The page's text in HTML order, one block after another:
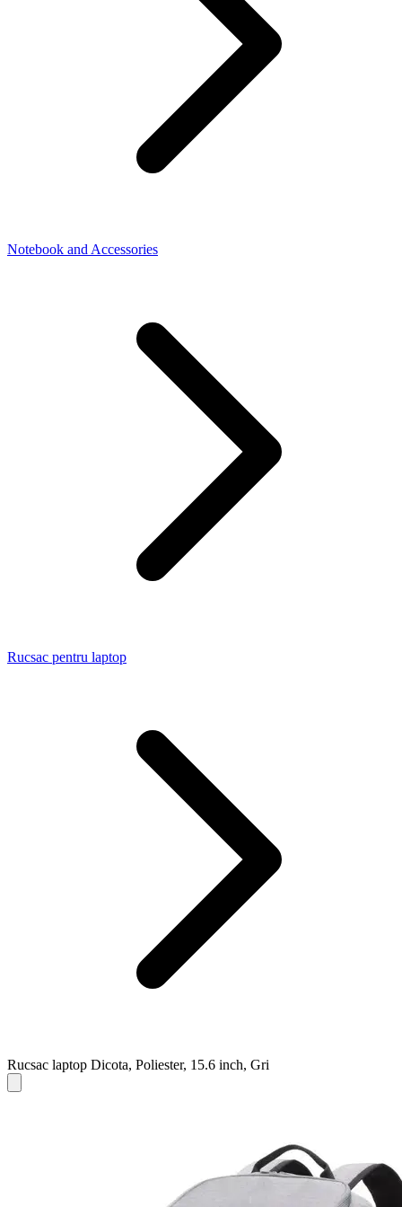
Notebook and Accessories
Rucsac pentru laptop
Rucsac laptop Dicota, Poliester, 15.6 inch, Gri